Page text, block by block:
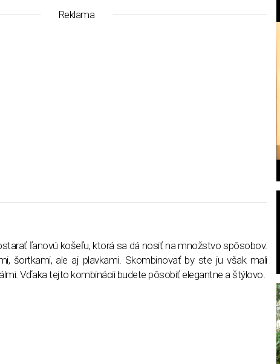
Reklama
ľanovú košeľu, ktorá sa dá nosiť na množstvo spôsobov.
šortkami, ale aj plavkami. Skombinovať by ste ju však mali
Vďaka tejto kombinácii budete pôsobiť elegantne a štýlovo.
f
s